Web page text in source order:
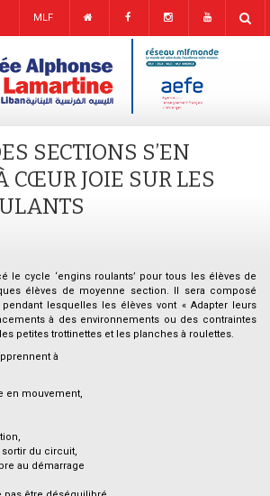
MLF
SECTIONS S’EN
CŒUR JOIE SUR LES
le cycle ‘engins roulants’ pour tous les élèves de
élèves de moyenne section. Il sera composé
lesquelles les élèves vont « Adapter leurs
à des environnements ou des contraintes
petites trottinettes et les planches à roulettes.
à
en mouvement,
du circuit,
au démarrage